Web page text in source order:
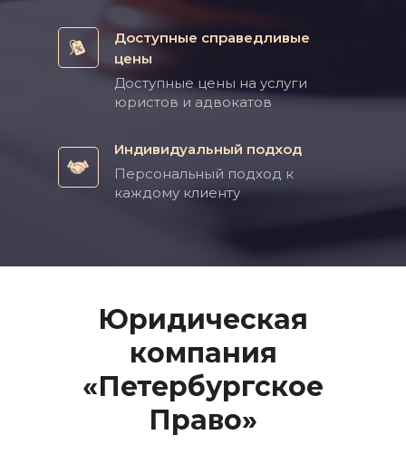
Доступные справедливые
цены
Доступные цены на услуги
юристов и адвокатов
Индивидуальный подход
Персональный подход к
каждому клиенту
Юридическая
компания
«Петербургское
Право»